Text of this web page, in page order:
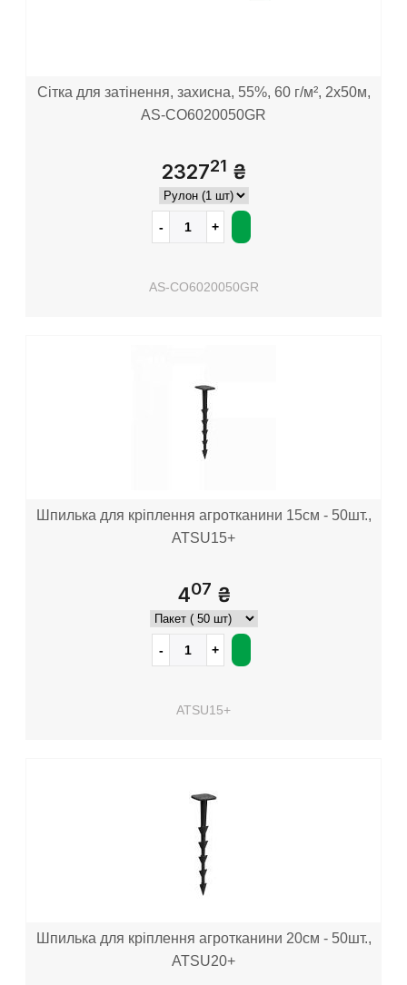
Сітка для затінення, захисна, 55%, 60 г/м², 2х50м,
AS-CO6020050GR
232721 ₴
AS-CO6020050GR
Шпилька для кріплення агротканини 15см - 50шт.,
ATSU15+
407 ₴
ATSU15+
Шпилька для кріплення агротканини 20см - 50шт.,
ATSU20+